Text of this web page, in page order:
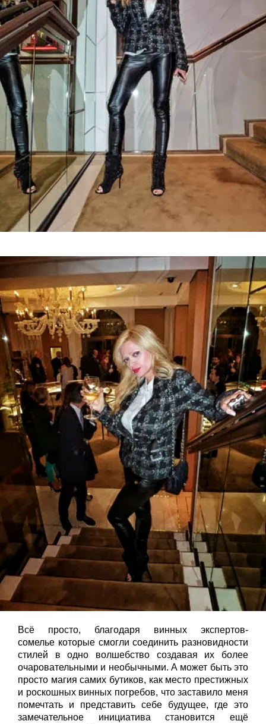
Всё просто, благодаря винных экспертов-
сомелье которые смогли соединить разновидности
стилей в одно волшебство создавая их более
очаровательными и необычными. А может быть это
просто магия самих бутиков, как место престижных
и роскошных винных погребов, что заставило меня
помечтать и представить себе будущее, где это
замечательное инициатива становится ещё